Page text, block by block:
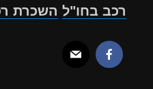
רכב בחו"ל השכרת